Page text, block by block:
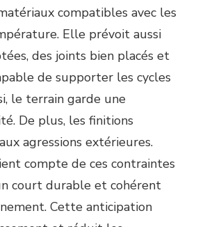
compatibles avec les
Elle prévoit aussi
des joints bien placés et
de supporter les cycles
le terrain garde une
De plus, les finitions
agressions extérieures.
compte de ces contraintes
court durable et cohérent
Cette anticipation